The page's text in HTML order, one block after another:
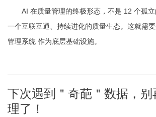
AI 在质量管理的终极形态，不是 12 个孤
一个互联互通、持续进化的质量生态。这就需
管理系统 作为底层基础设施。
下次遇到＂奇葩＂数据，
理了！